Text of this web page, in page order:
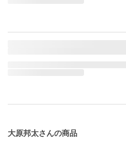
大原邦太さんの商品